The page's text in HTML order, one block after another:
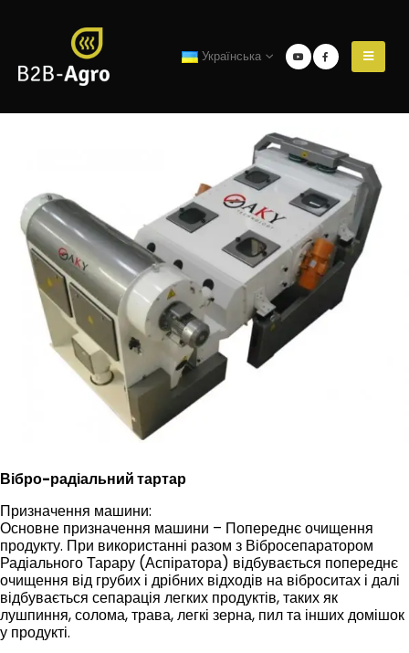
Українська
Вібро-радіальний тартар
Призначення машини:
Основне призначення машини – Попереднє очищення
продукту. При використанні разом з Вібросепаратором
Радіального Тарару (Аспіратора) відбувається попереднє
очищення від грубих і дрібних відходів на віброситах і далі
відбувається сепарація легких продуктів, таких як
лушпиння, солома, трава, легкі зерна, пил та інших домішок
у продукті.